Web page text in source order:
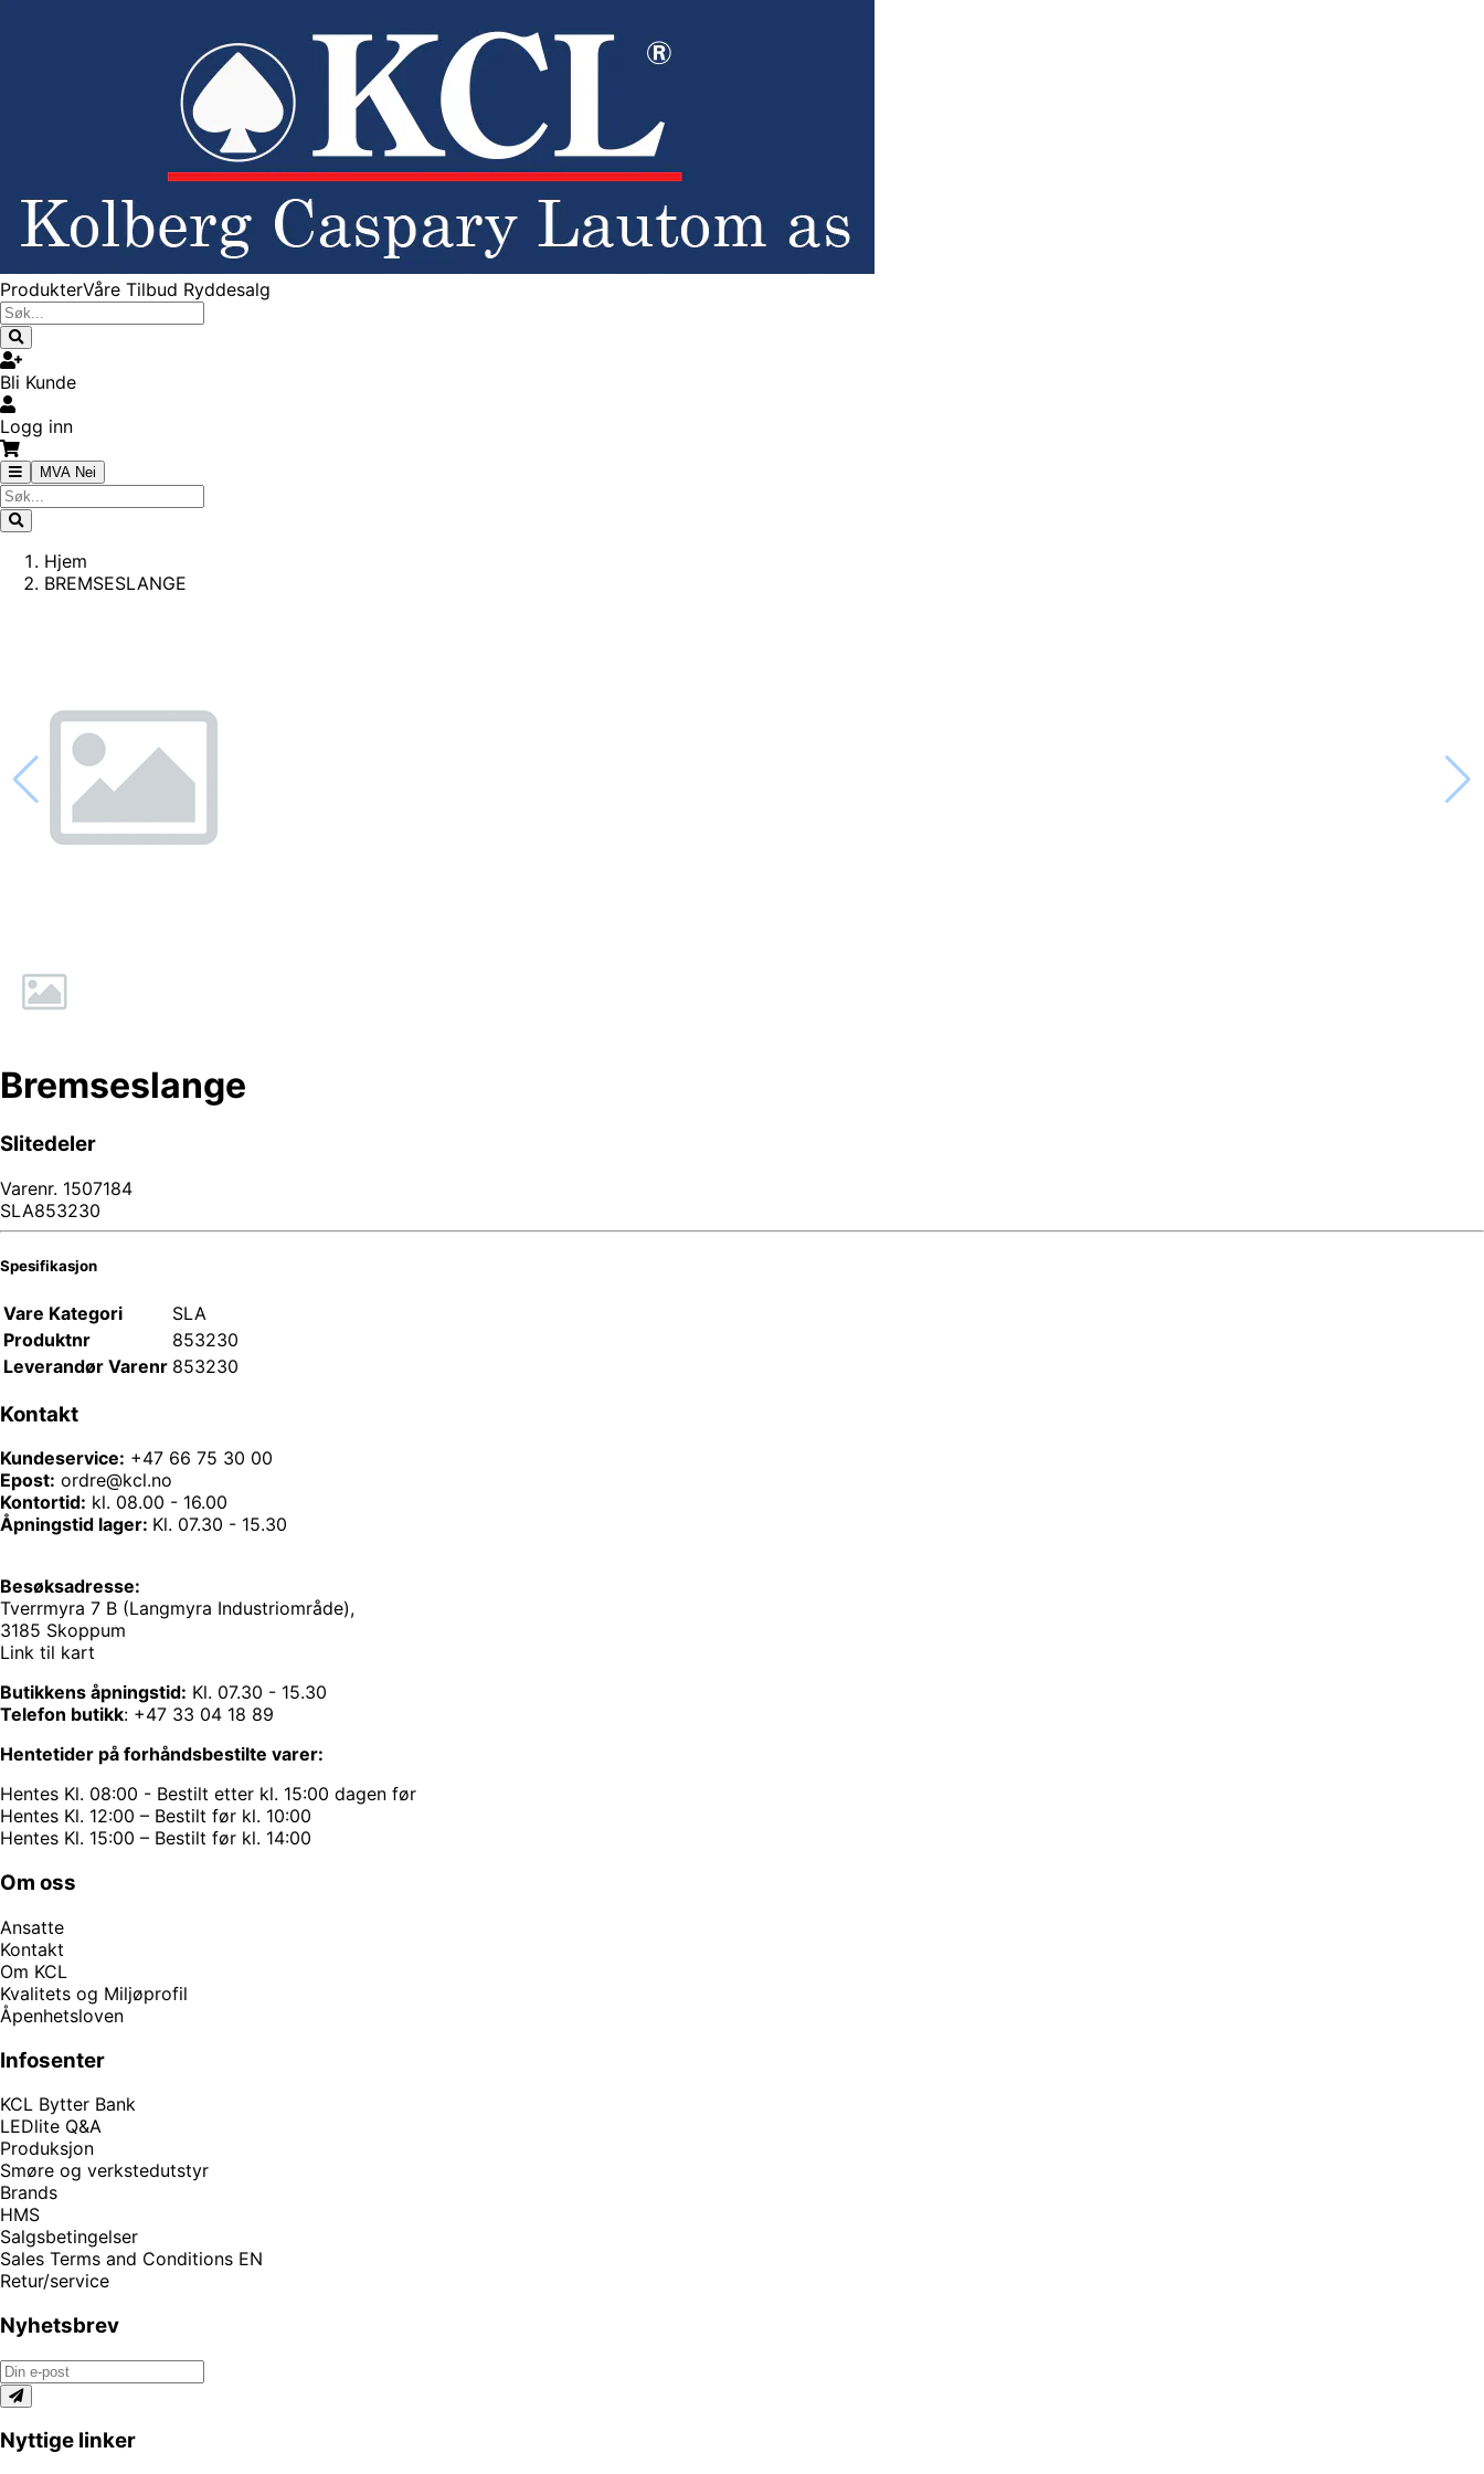
ProdukterVåre Tilbud Ryddesalg
Bli Kunde
Logg inn
MVA Nei
Hjem
BREMSESLANGE
Bremseslange
Slitedeler
Varenr. 1507184
SLA853230
Spesifikasjon
Vare Kategori
SLA
Produktnr
853230
Leverandør Varenr 853230
Kontakt
Kundeservice: +47 66 75 30 00
Epost: ordre@kcl.no
Kontortid: kl. 08.00 - 16.00
Åpningstid lager: Kl. 07.30 - 15.30
Besøksadresse:
Tverrmyra 7 B (Langmyra Industriområde),
3185 Skoppum
Link til kart
Butikkens åpningstid: Kl. 07.30 - 15.30
Telefon butikk: +47 33 04 18 89
Hentetider på forhåndsbestilte varer:
Hentes Kl. 08:00 - Bestilt etter kl. 15:00 dagen før
Hentes Kl. 12:00 – Bestilt før kl. 10:00
Hentes Kl. 15:00 – Bestilt før kl. 14:00
Om oss
Ansatte
Kontakt
Om KCL
Kvalitets og Miljøprofil
Åpenhetsloven
Infosenter
KCL Bytter Bank
LEDlite Q&A
Produksjon
Smøre og verkstedutstyr
Brands
HMS
Salgsbetingelser
Sales Terms and Conditions EN
Retur/service
Nyhetsbrev
Nyttige linker